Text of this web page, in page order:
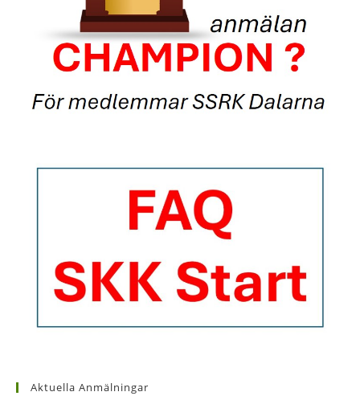
Aktuella Anmälningar